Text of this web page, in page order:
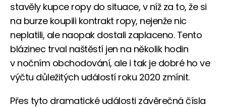
stavěly kupce ropy do situace, v níž za to, že si
na burze koupili kontrakt ropy, nejenže nic
neplatili, ale naopak dostali zaplaceno. Tento
blázinec trval naštěstí jen na několik hodin
v nočním obchodování, ale i tak je dobré ho ve
výčtu důležitých událostí roku 2020 zmínit.
Přes tyto dramatické události závěrečná čísla